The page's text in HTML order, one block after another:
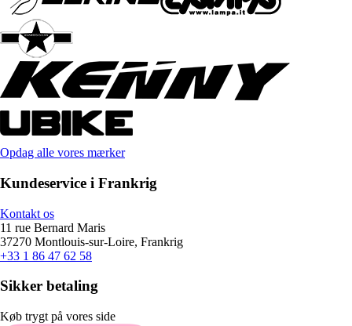
Opdag alle vores mærker
Kundeservice i Frankrig
Kontakt os
11 rue Bernard Maris
37270 Montlouis-sur-Loire, Frankrig
+33 1 86 47 62 58
Sikker betaling
Køb trygt på vores side